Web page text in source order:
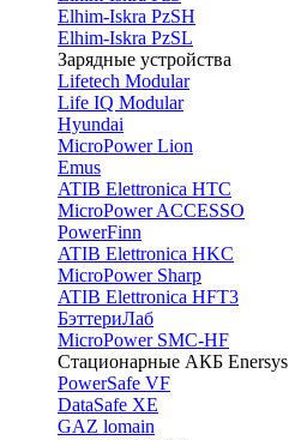
Elhim-Iskra PzSH
Elhim-Iskra PzSL
Зарядные устройства
Lifetech Modular
Life IQ Modular
Hyundai
MicroPower Lion
Emus
ATIB Elettronica HTC
MicroPower ACCESSO
PowerFinn
ATIB Elettronica HKC
MicroPower Sharp
ATIB Elettronica HFT3
БэттериЛаб
MicroPower SMC-HF
Стационарные АКБ Enersys
PowerSafe VF
DataSafe XE
GAZ lomain